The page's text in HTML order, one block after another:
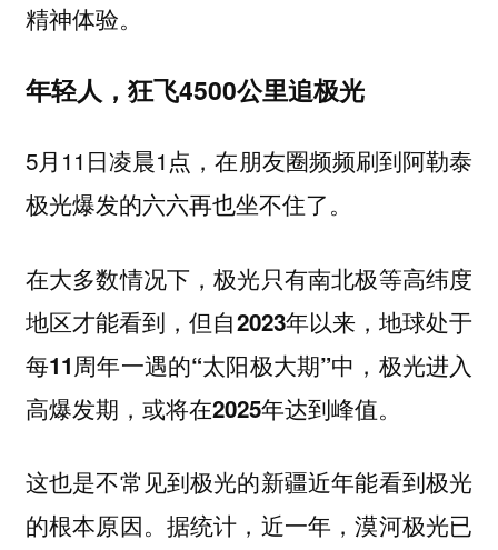
精神体验。
年轻人，狂飞4500公里追极光
5月11日凌晨1点，在朋友圈频频刷到阿勒泰
极光爆发的六六再也坐不住了。
在大多数情况下，极光只有南北极等高纬度
地区才能看到，但自2023年以来，地球处于
每11周年一遇的“太阳极大期”中，极光进入
高爆发期，或将在2025年达到峰值。
这也是不常见到极光的新疆近年能看到极光
的根本原因。据统计，近一年，漠河极光已